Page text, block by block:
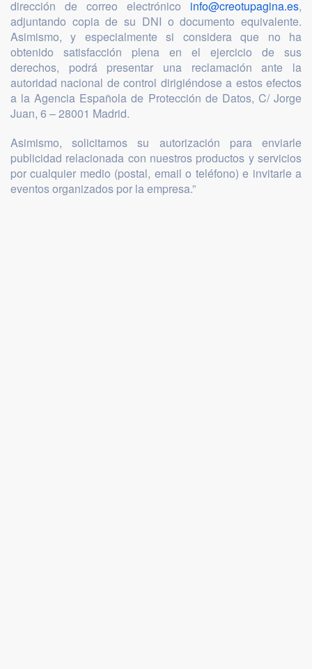
dirección de correo electrónico info@creotupagina.es,
adjuntando copia de su DNI o documento equivalente.
Asimismo, y especialmente si considera que no ha
obtenido satisfacción plena en el ejercicio de sus
derechos, podrá presentar una reclamación ante la
autoridad nacional de control dirigiéndose a estos efectos
a la Agencia Española de Protección de Datos, C/ Jorge
Juan, 6 – 28001 Madrid.
Asimismo, solicitamos su autorización para enviarle
publicidad relacionada con nuestros productos y servicios
por cualquier medio (postal, email o teléfono) e invitarle a
eventos organizados por la empresa.”